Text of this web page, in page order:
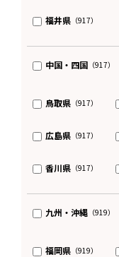
福井県（917）
中国・四国（917）
鳥取県（917）
広島県（917）
香川県（917）
九州・沖縄（919）
福岡県（919）